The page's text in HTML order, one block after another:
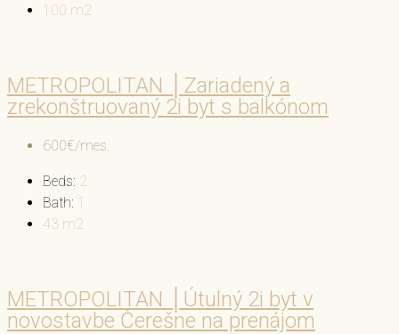
100 m2
METROPOLITAN │Zariadený a
zrekonštruovaný 2i byt s balkónom
600€/mes.
Beds: 2
Bath: 1
43 m2
METROPOLITAN │Útulný 2i byt v
novostavbe Čerešne na prenájom